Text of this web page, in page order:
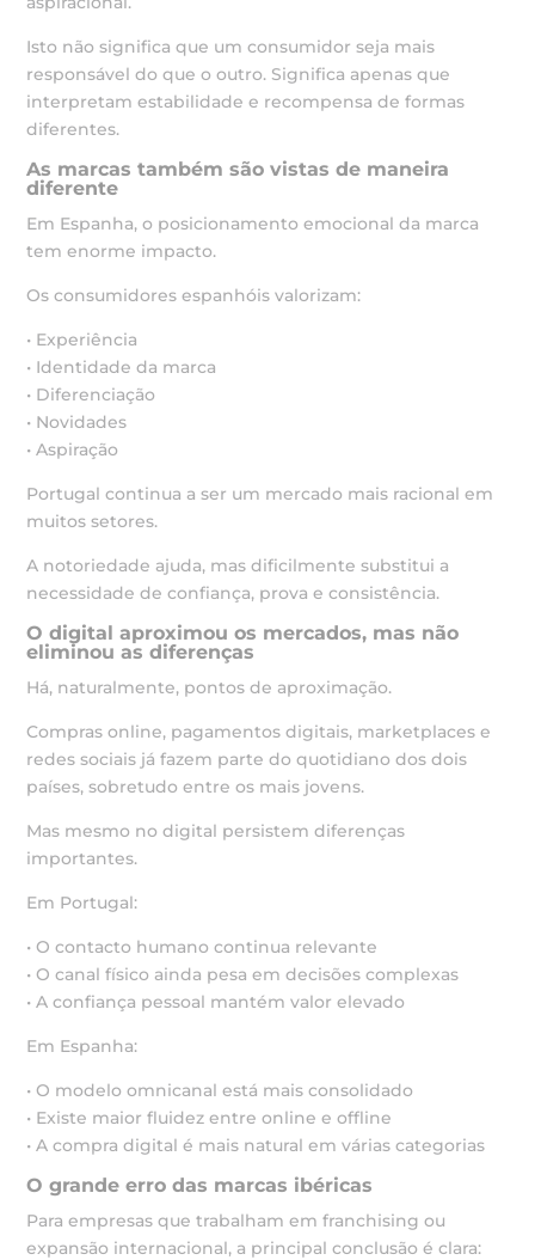
Isto não significa que um consumidor seja mais
responsável do que o outro. Significa apenas que
interpretam estabilidade e recompensa de formas
diferentes.
As marcas também são vistas de maneira
diferente
Em Espanha, o posicionamento emocional da marca
tem enorme impacto.
Os consumidores espanhóis valorizam:
• Experiência
• Identidade da marca
• Diferenciação
• Novidades
• Aspiração
Portugal continua a ser um mercado mais racional em
muitos setores.
A notoriedade ajuda, mas dificilmente substitui a
necessidade de confiança, prova e consistência.
O digital aproximou os mercados, mas não
eliminou as diferenças
Há, naturalmente, pontos de aproximação.
Compras online, pagamentos digitais, marketplaces e
redes sociais já fazem parte do quotidiano dos dois
países, sobretudo entre os mais jovens.
Mas mesmo no digital persistem diferenças
importantes.
Em Portugal:
• O contacto humano continua relevante
• O canal físico ainda pesa em decisões complexas
• A confiança pessoal mantém valor elevado
Em Espanha:
• O modelo omnicanal está mais consolidado
• Existe maior fluidez entre online e offline
• A compra digital é mais natural em várias categorias
O grande erro das marcas ibéricas
Para empresas que trabalham em franchising ou
expansão internacional, a principal conclusão é clara: